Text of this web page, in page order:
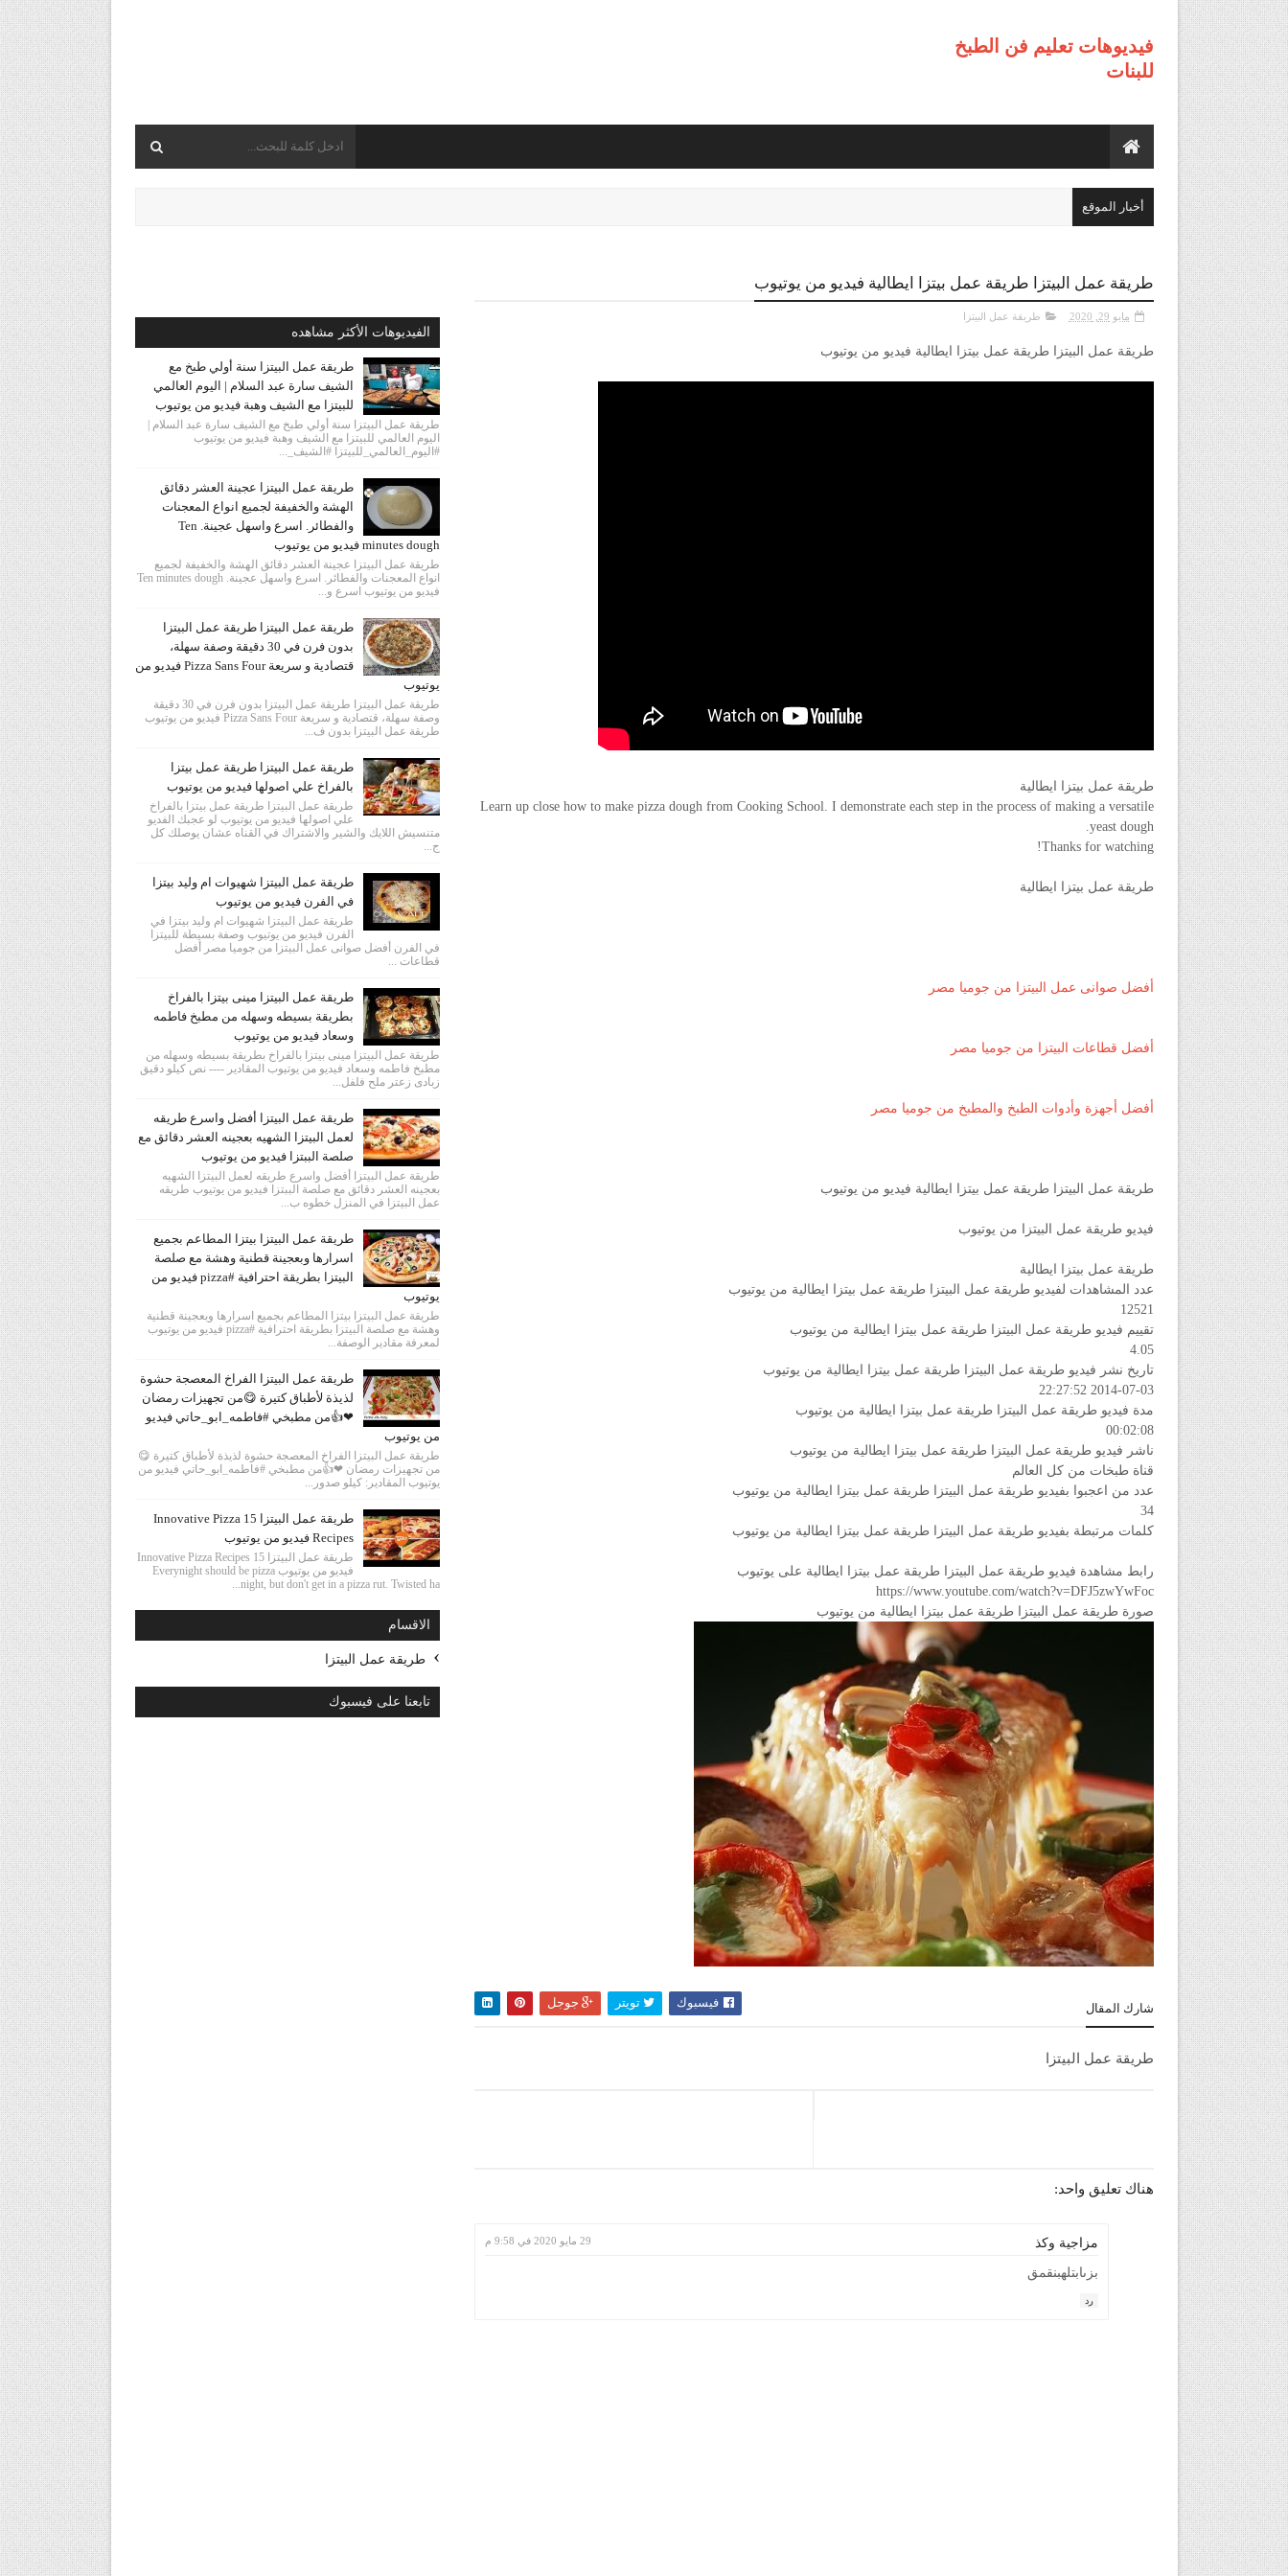
فيديوهات تعليم فن الطبخ
للبنات
أخبار الموقع
طريقة عمل البيتزا طريقة عمل بيتزا ايطالية فيديو من يوتيوب
مايو 29, 2020 طريقة عمل البيتزا
طريقة عمل البيتزا طريقة عمل بيتزا ايطالية فيديو من يوتيوب
طريقة عمل بيتزا ايطالية
Learn up close how to make pizza dough from Cooking School. I demonstrate each step in the process of making a versatile
yeast dough.
Thanks for watching!
طريقة عمل بيتزا ايطالية
أفضل صوانى عمل البيتزا من جوميا مصر
أفضل قطاعات البيتزا من جوميا مصر
أفضل أجهزة وأدوات الطبخ والمطبخ من جوميا مصر
طريقة عمل البيتزا طريقة عمل بيتزا ايطالية فيديو من يوتيوب
فيديو طريقة عمل البيتزا من يوتيوب
طريقة عمل بيتزا ايطالية
عدد المشاهدات لفيديو طريقة عمل البيتزا طريقة عمل بيتزا ايطالية من يوتيوب
12521
تقييم فيديو طريقة عمل البيتزا طريقة عمل بيتزا ايطالية من يوتيوب
4.05
تاريخ نشر فيديو طريقة عمل البيتزا طريقة عمل بيتزا ايطالية من يوتيوب
2014-07-03 22:27:52
مدة فيديو طريقة عمل البيتزا طريقة عمل بيتزا ايطالية من يوتيوب
00:02:08
ناشر فيديو طريقة عمل البيتزا طريقة عمل بيتزا ايطالية من يوتيوب
قناة طبخات من كل العالم
عدد من اعجبوا بفيديو طريقة عمل البيتزا طريقة عمل بيتزا ايطالية من يوتيوب
34
كلمات مرتبطة بفيديو طريقة عمل البيتزا طريقة عمل بيتزا ايطالية من يوتيوب
رابط مشاهدة فيديو طريقة عمل البيتزا طريقة عمل بيتزا ايطالية على يوتيوب
https://www.youtube.com/watch?v=DFJ5zwYwFoc
صورة طريقة عمل البيتزا طريقة عمل بيتزا ايطالية من يوتيوب
شارك المقال فيسبوك تويتر جوجل
طريقة عمل البيتزا
هناك تعليق واحد:
مزاجية وكذ 29 مايو 2020 في 9:58 م
بزىابتلهبنقمق
رد
الفيديوهات الأكثر مشاهده
طريقة عمل البيتزا سنة أولي طبخ مع
الشيف سارة عبد السلام | اليوم العالمي
للبيتزا مع الشيف وهبة فيديو من يوتيوب
طريقة عمل البيتزا سنة أولي طبخ مع الشيف سارة عبد السلام |
اليوم العالمي للبيتزا مع الشيف وهبة فيديو من يوتيوب
#اليوم_العالمي_للبيتزا #الشيف_...
طريقة عمل البيتزا عجينة العشر دقائق
الهشة والخفيفة لجميع انواع المعجنات
والفطائر. اسرع واسهل عجينة. Ten
minutes dough فيديو من يوتيوب
طريقة عمل البيتزا عجينة العشر دقائق الهشة والخفيفة لجميع
انواع المعجنات والفطائر. اسرع واسهل عجينة. Ten minutes dough
فيديو من يوتيوب اسرع و...
طريقة عمل البيتزا طريقة عمل البيتزا
بدون فرن في 30 دقيقة وصفة سهلة،
قتصادية و سريعة Pizza Sans Four فيديو من
يوتيوب
طريقة عمل البيتزا طريقة عمل البيتزا بدون فرن في 30 دقيقة
وصفة سهلة، قتصادية و سريعة Pizza Sans Four فيديو من يوتيوب
طريقة عمل البيتزا بدون ف...
طريقة عمل البيتزا طريقة عمل بيتزا
بالفراخ علي اصولها فيديو من يوتيوب
طريقة عمل البيتزا طريقة عمل بيتزا بالفراخ
علي اصولها فيديو من يوتيوب لو عجبك الفديو
متنسيش اللايك والشير والاشتراك في القناه عشان يوصلك كل
ج...
طريقة عمل البيتزا شهيوات ام وليد بيتزا
في الفرن فيديو من يوتيوب
طريقة عمل البيتزا شهيوات ام وليد بيتزا في
الفرن فيديو من يوتيوب وصفة بسيطة للبيتزا
في الفرن أفضل صوانى عمل البيتزا من جوميا مصر أفضل
قطاعات ...
طريقة عمل البيتزا مينى بيتزا بالفراخ
بطريقة بسيطه وسهله من مطبخ فاطمه
وسعاد فيديو من يوتيوب
طريقة عمل البيتزا مينى بيتزا بالفراخ بطريقة بسيطه وسهله من
مطبخ فاطمه وسعاد فيديو من يوتيوب المقادير ---- نص كيلو دقيق
زبادى زعتر ملح فلفل...
طريقة عمل البيتزا أفضل واسرع طريقه
لعمل البيتزا الشهيه بعجينه العشر دقائق مع
صلصة الببتزا فيديو من يوتيوب
طريقة عمل البيتزا أفضل واسرع طريقه لعمل البيتزا الشهيه
بعجينه العشر دقائق مع صلصة الببتزا فيديو من يوتيوب طريقه
عمل البيتزا في المنزل خطوه ب...
طريقة عمل البيتزا بيتزا المطاعم بجميع
اسرارها وبعجينة قطنية وهشة مع صلصة
البيتزا بطريقة احترافية #pizza فيديو من
يوتيوب
طريقة عمل البيتزا بيتزا المطاعم بجميع اسرارها وبعجينة قطنية
وهشة مع صلصة البيتزا بطريقة احترافية #pizza فيديو من يوتيوب
لمعرفة مقادير الوصفة...
طريقة عمل البيتزا الفراخ المعصجة حشوة
لذيذة لأطباق كتيرة 😋من تجهيزات رمضان
❤👍من مطبخي #فاطمه_ابو_حاتي فيديو
من يوتيوب
طريقة عمل البيتزا الفراخ المعصجة حشوة لذيذة لأطباق كتيرة 😋
من تجهيزات رمضان ❤👍من مطبخي #فاطمه_ابو_حاتي فيديو من
يوتيوب المقادير: كيلو صدور...
طريقة عمل البيتزا 15 Innovative Pizza
Recipes فيديو من يوتيوب
طريقة عمل البيتزا 15 Innovative Pizza Recipes
فيديو من يوتيوب Everynight should be pizza
night, but don't get in a pizza rut. Twisted ha...
الاقسام
طريقة عمل البيتزا
تابعنا على فيسبوك